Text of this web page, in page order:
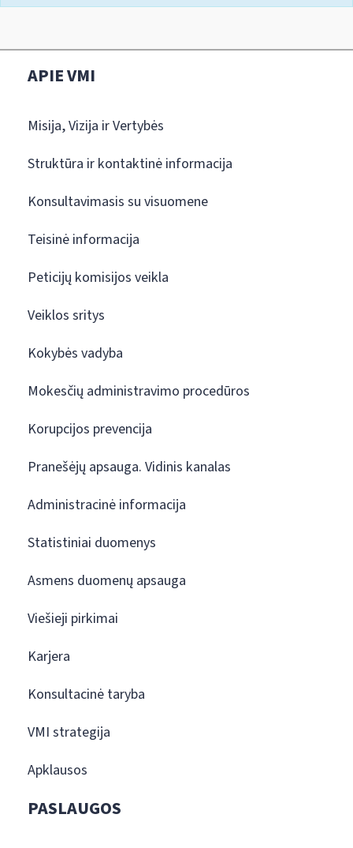
APIE VMI
Misija, Vizija ir Vertybės
Struktūra ir kontaktinė informacija
Konsultavimasis su visuomene
Teisinė informacija
Peticijų komisijos veikla
Veiklos sritys
Kokybės vadyba
Mokesčių administravimo procedūros
Korupcijos prevencija
Pranešėjų apsauga. Vidinis kanalas
Administracinė informacija
Statistiniai duomenys
Asmens duomenų apsauga
Viešieji pirkimai
Karjera
Konsultacinė taryba
VMI strategija
Apklausos
PASLAUGOS